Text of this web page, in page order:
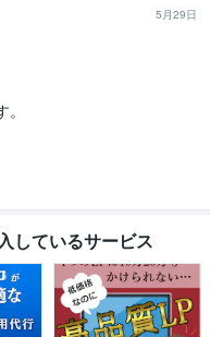
5月29日
しているサービス